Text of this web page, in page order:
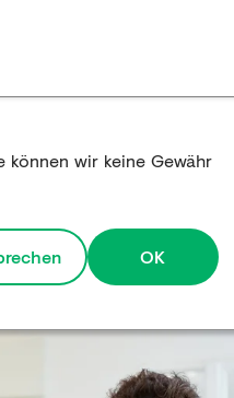
können wir keine Gewähr
OK